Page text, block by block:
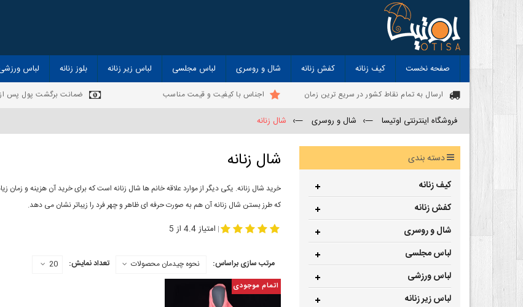
صفحه نخست کیف زنانه کفش زنانه شال و روسری لباس مجلسی لباس زیر زنانه بلوز زنانه لباس
ارسال به تمام نقاط کشور در سریع ترین زمان اجناس با کیفیت و قیمت مناسب ضمانت برگشت پول پس از 7
فروشگاه اینترنتی اوتیسا —› شال و روسری —› شال زنانه
شال زنانه
خرید شال زنانه. یکی دیگر از موارد علاقه خانم ها شال زنانه است که برای خرید آن هزینه و
که طرز بستن شال زنانه آن هم به صورت حرفه ای ظاهر و چهر فرد را زیباتر نشان می دهد.
| امتیاز 4.4 از 5
مرتب سازی براساس: نحوه چیدمان محصولات تعداد نمایش: 20
اتمام موجودی
دسته بندی
کیف زنانه
کفش زنانه
شال و روسری
لباس مجلسی
لباس ورزشی
لباس زیر زنانه